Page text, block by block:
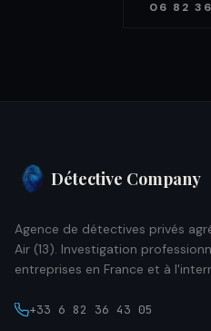
06 82
Détective Company
Agence de détectives privés
Air (13). Investigation
entreprises en France et à
+33 6 82 36 43 05